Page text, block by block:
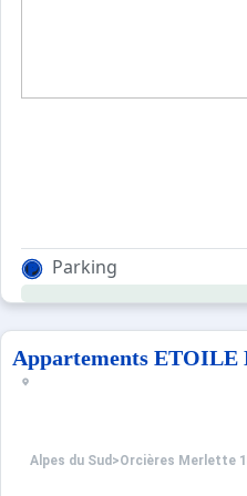
Parking
Appartements ETOILE
Alpes du Sud >Orcières Merlette